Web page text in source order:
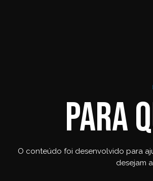
Para
O conteúdo foi desenvolvido para
desejam